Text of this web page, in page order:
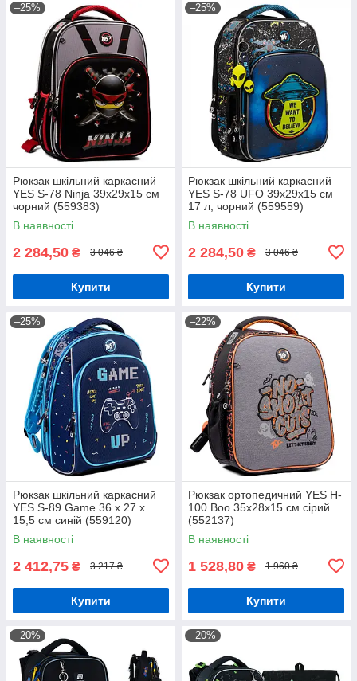
–25%
Рюкзак шкільний каркасний
YES S-78 Ninja 39х29х15 см
чорний (559383)
В наявності
2 284,50 ₴ 3 046 ₴
Купити
–25%
Рюкзак шкільний каркасний
YES S-78 UFO 39х29х15 см
17 л, чорний (559559)
В наявності
2 284,50 ₴ 3 046 ₴
Купити
–25%
Рюкзак шкільний каркасний
YES S-89 Game 36 x 27 x
15,5 см синій (559120)
В наявності
2 412,75 ₴ 3 217 ₴
Купити
–22%
Рюкзак ортопедичний YES H-
100 Boo 35х28х15 см сірий
(552137)
В наявності
1 528,80 ₴ 1 960 ₴
Купити
–20% –20%